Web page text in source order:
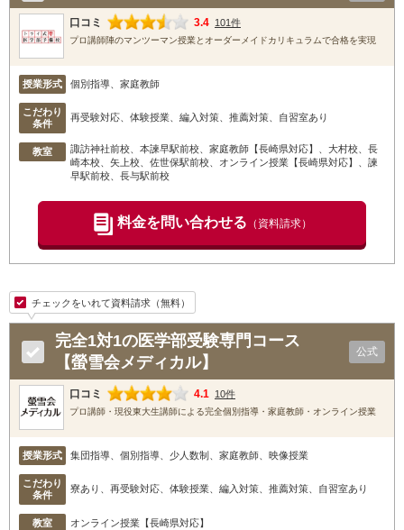
口コミ 3.4 101件
プロ講師陣のマンツーマン授業とオーダーメイドカリキュラムで合格を実現
授業形式 個別指導、家庭教師
こだわり
条件
再受験対応、体験授業、編入対策、推薦対策、自習室あり
教室 諏訪神社前校 、本諫早駅前校 、家庭教師【長崎県対応】 、大村校 、長
崎本校 、矢上校 、佐世保駅前校 、オンライン授業【長崎県対応】
、諫
早駅前校 、長与駅前校
料金を問い合わせる （資料請求）
チェックをいれて資料請求（無料）
完全1対1の医学部受験専門コース
【螢雪会メディカル】
公式
口コミ 4.1 10件
プロ講師・現役東大生講師による完全個別指導・家庭教師・オンライン授業
授業形式 集団指導、個別指導、少人数制、家庭教師、映像授業
こだわり
条件
寮あり、再受験対応、体験授業、編入対策、推薦対策、自習室あり
教室 オンライン授業【長崎県対応】